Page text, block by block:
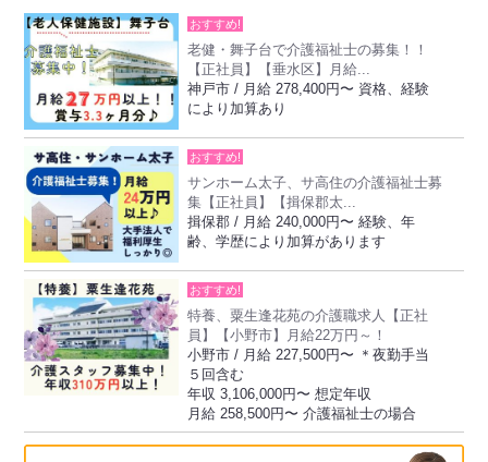
おすすめ!
老健・舞子台で介護福祉士の募集！！
【正社員】【垂水区】月給...
神戸市 / 月給 278,400円〜 資格、経験
により加算あり
おすすめ!
サンホーム太子、サ高住の介護福祉士募
集【正社員】【揖保郡太...
揖保郡 / 月給 240,000円〜 経験、年
齢、学歴により加算があります
おすすめ!
特養、粟生逢花苑の介護職求人【正社
員】【小野市】月給22万円～！
小野市 / 月給 227,500円〜 ＊夜勤手当
５回含む
年収 3,106,000円〜 想定年収
月給 258,500円〜 介護福祉士の場合